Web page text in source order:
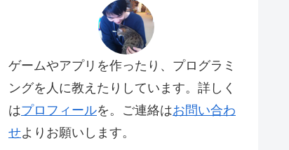
ゲームやアプリを作ったり、プログラミ
ングを人に教えたりしています。詳しく
はプロフィールを。ご連絡はお問い合わ
せよりお願いします。